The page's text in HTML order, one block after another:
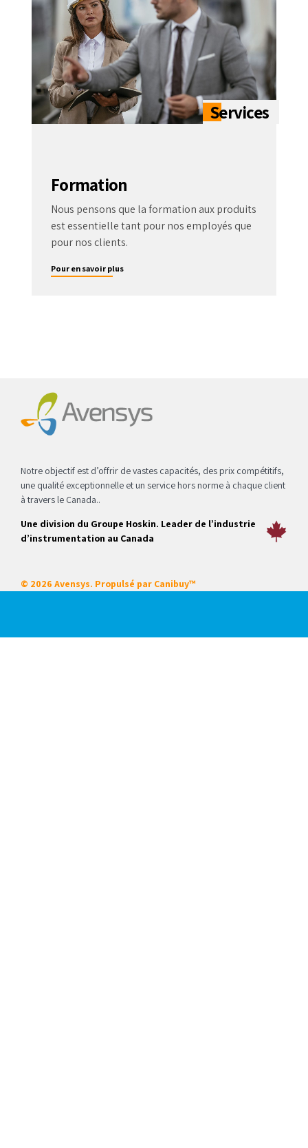
Formation
Nous pensons que la formation aux produits
est essentielle tant pour nos employés que
pour nos clients.
Pour en savoir plus
Notre objectif est d’offrir de vastes capacités, des prix compétitifs,
une qualité exceptionnelle et un service hors norme à chaque client
à travers le Canada..
Une division du Groupe Hoskin. Leader de l’industrie
d’instrumentation au Canada
© 2026 Avensys. Propulsé par Canibuy™